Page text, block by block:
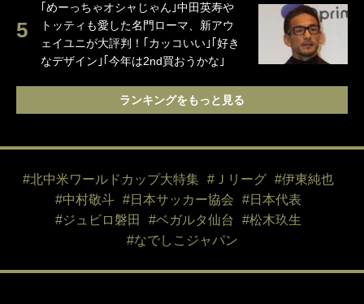
｢めーっちゃオシャじゃん｣中田英寿や
トッティも愛した名門ローマ、新アウ
ェイユニが大評判！｢カッコいい｣｢好き
なデザイン｣｢今年は2nd買おうかな｣
ランキングをもっと見る
#北中米ワールドカップ大特集 #Ｊリーグ
#伊東純也
#中村敬斗
#日本サッカー協会
#日本代表
#ジュビロ磐田
#ベガルタ仙台
#松木玖生
#なでしこジャパン